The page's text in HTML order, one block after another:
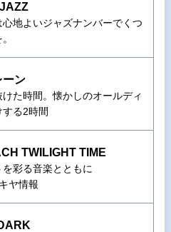
地よいジャズナンバーでくつ
ーン
た時間。懐かしのオールディ
る2時間
TWILIGHT TIME
彩る音楽とともに
ヤ情報